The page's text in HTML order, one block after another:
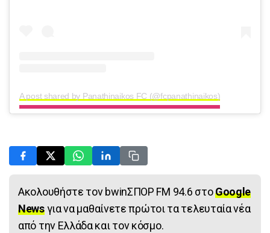
A post shared by Panathinaikos FC (@fcpanathinaikos)
Ακολουθήστε τον bwinΣΠΟΡ FM 94.6 στοGoogle
Newsγια να μαθαίνετε πρώτοι τα τελευταία νέα
από την Ελλάδα και τον κόσμο.